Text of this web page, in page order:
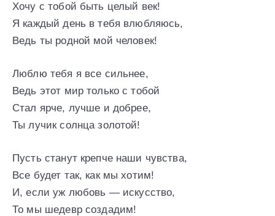
Хочу с тобой быть целый век!
Я каждый день в тебя влюбляюсь,
Ведь ты родной мой человек!
Люблю тебя я все сильнее,
Ведь этот мир только с тобой
Стал ярче, лучше и добрее,
Ты лучик солнца золотой!
Пусть станут крепче наши чувства,
Все будет так, как мы хотим!
И, если уж любовь — искусство,
То мы шедевр создадим!